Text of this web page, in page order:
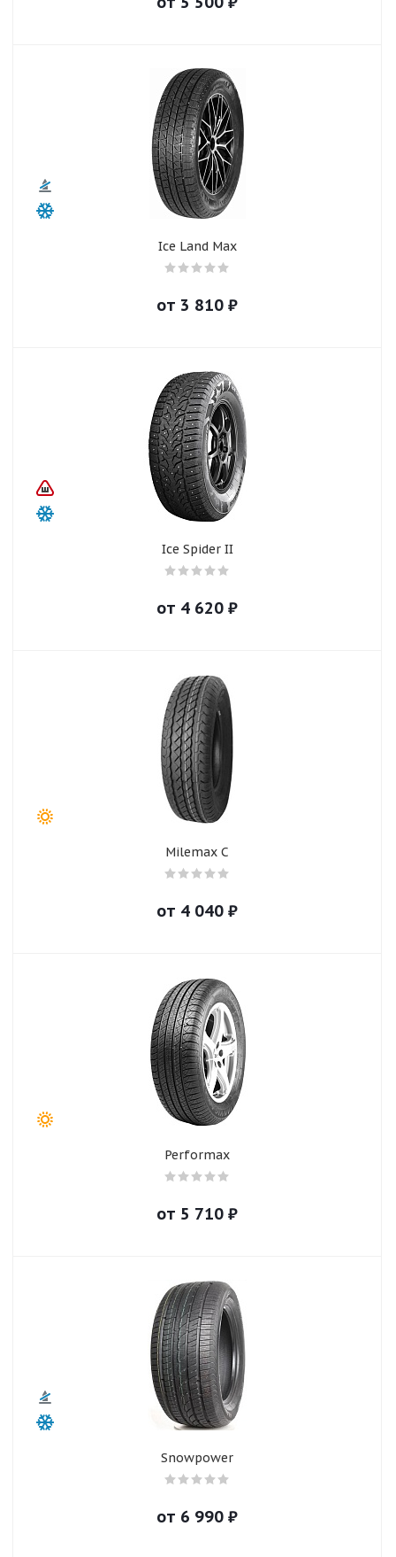
Ice Land Max
от 3 810 ₽
Ice Spider II
от 4 620 ₽
Milemax C
от 4 040 ₽
Performax
от 5 710 ₽
Snowpower
от 6 990 ₽